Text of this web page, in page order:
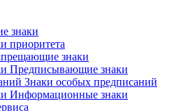
знаки
приоритета
знаки
Предписывающие знаки
Знаки особых предписаний
Информационные знаки